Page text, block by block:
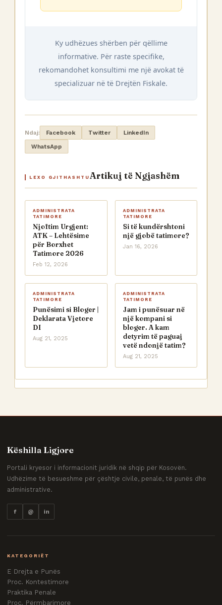
Ky udhëzues shërben për qëllime
informative. Për raste specifike,
rekomandohet konsultimi me një avokat të
specializuar në të Drejtën Fiskale.
Ndaj: Facebook Twitter
LinkedIn
WhatsApp
LEXO GJITHASHTU Artikuj të Ngjashëm
ADMINISTRATA
TATIMORE
Njoftim Urgjent:
ATK – Lehtësime
për Borxhet
Tatimore 2026
Feb 12, 2026
ADMINISTRATA
TATIMORE
Si të kundërshtoni
një gjobë tatimore?
Jan 16, 2026
ADMINISTRATA
TATIMORE
Punësimi si Bloger |
Deklarata Vjetore
DI
Aug 21, 2025
ADMINISTRATA
TATIMORE
Jam i punësuar në
një kompani si
bloger. A kam
detyrim të paguaj
vetë ndonjë tatim?
Aug 21, 2025
Këshilla Ligjore
Portali kryesor i informacionit juridik në shqip për Kosovën.
Udhëzime të besueshme për çështje civile, penale, të punës dhe
administrative.
f @ in
KATEGORIËT
E Drejta e Punës
Proc. Kontestimore
Praktika Penale
Proc. Përmbarimore